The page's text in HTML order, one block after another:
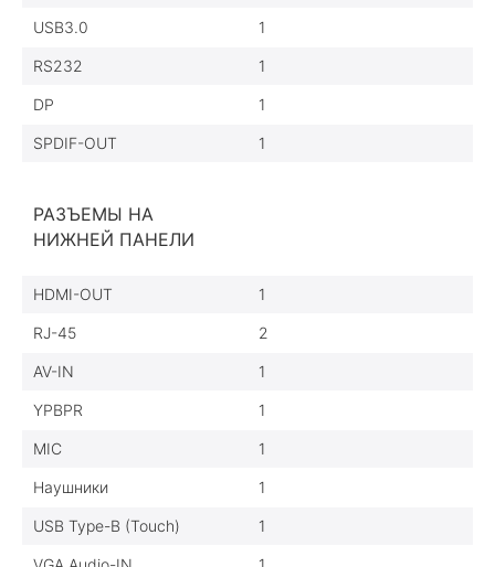
USB3.0 1
RS232 1
DP 1
SPDIF-OUT 1
РАЗЪЕМЫ НА
НИЖНЕЙ ПАНЕЛИ
HDMI-OUT 1
RJ-45 2
AV-IN 1
YPBPR 1
MIC 1
Наушники 1
USB Type-B (Touch) 1